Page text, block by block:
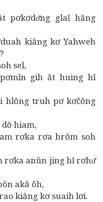
pơkơdơ̆ng glaĭ hăng
kiăng kơ Yahweh
sel,
gih ăt huing hĭ
hlŏng truh pơ kơčŏng
hiam,
rơka rơa brŏm soh
anŭn jing hĭ rơhư̆
akă ôh,
kiăng kơ suaih lơi.